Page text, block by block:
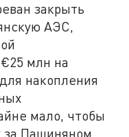
закрыть
АЭС,
млн на
накопления
мало, чтобы
за Пашиняном